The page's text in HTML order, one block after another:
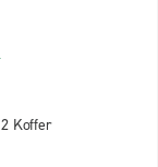
2 Koffer